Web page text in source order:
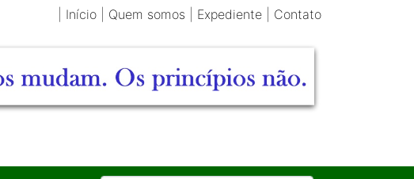
Início Quem somos Expediente Contato